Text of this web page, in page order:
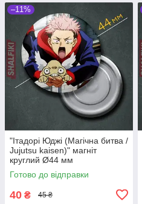
–11%
"Ітадорі Юджі (Магічна битва /
Jujutsu kaisen)" магніт
круглий Ø44 мм
Готово до відправки
40 ₴ 45 ₴